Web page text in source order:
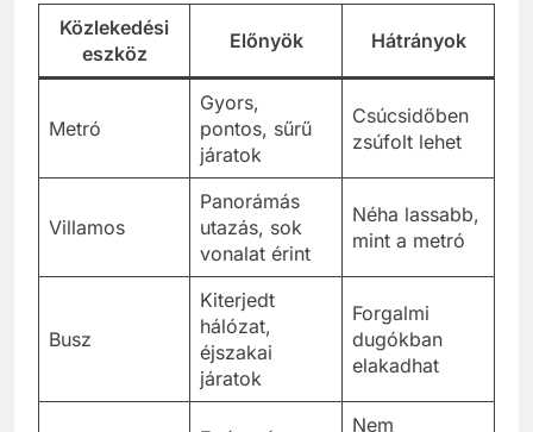
Közlekedési
eszköz
Gyors,
pontos, sűrű
járatok
Csúcsidőben
Panorámás
utazás, sok
vonalat érint
Néha lassabb,
Kiterjedt
hálózat,
éjszakai
járatok
Forgalmi
dugókban